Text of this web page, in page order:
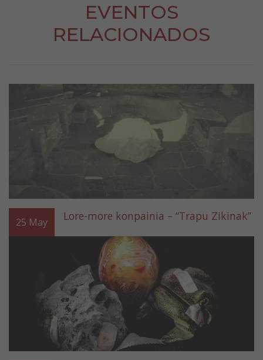
EVENTOS
RELACIONADOS
25 May Lore-more konpainia – “Trapu Zikinak”